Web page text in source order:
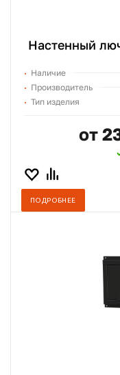
Настенный
Наличие
Производитель
Тип изделия
от
ПОДРОБНЕЕ